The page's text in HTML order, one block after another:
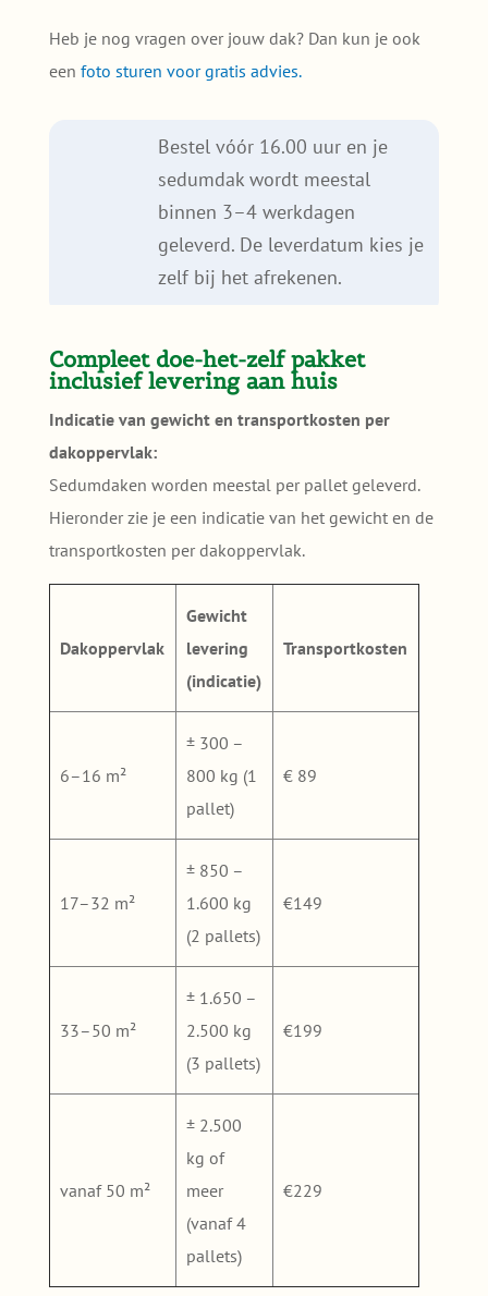
Heb je nog vragen over jouw dak? Dan kun je ook
een foto sturen voor gratis advies.
Bestel vóór 16.00 uur en je
sedumdak wordt meestal
binnen 3–4 werkdagen
geleverd. De leverdatum kies je
zelf bij het afrekenen.
Compleet doe-het-zelf pakket
inclusief levering aan huis
Indicatie van gewicht en transportkosten per
dakoppervlak:
Sedumdaken worden meestal per pallet geleverd.
Hieronder zie je een indicatie van het gewicht en de
transportkosten per dakoppervlak.
Dakoppervlak
Gewicht
levering
(indicatie)
Transportkosten
6–16 m²
± 300 –
800 kg (1
pallet)
€ 89
17–32 m²
± 850 –
1.600 kg
(2 pallets)
€149
33–50 m²
± 1.650 –
2.500 kg
(3 pallets)
€199
vanaf 50 m²
± 2.500
kg of
meer
(vanaf 4
pallets)
€229